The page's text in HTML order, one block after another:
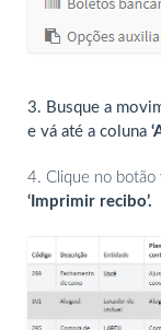
3. Busque a
e vá até a coluna
4. Clique no botão
‘Imprimir recibo’.